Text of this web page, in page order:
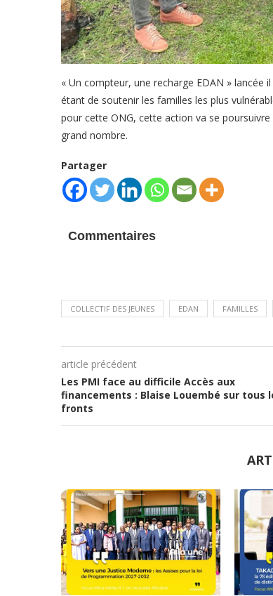
« Un compteur, une recharge EDAN » lancée
étant de soutenir les familles les plus
pour cette ONG, cette action va se poursuivre
grand nombre.
Partager
Commentaires
COLLECTIF DES JEUNES EDAN FAMILLES
article précédent
Les PMI face au difficile Accès aux
financements : Blaise Louembé sur tous
fronts